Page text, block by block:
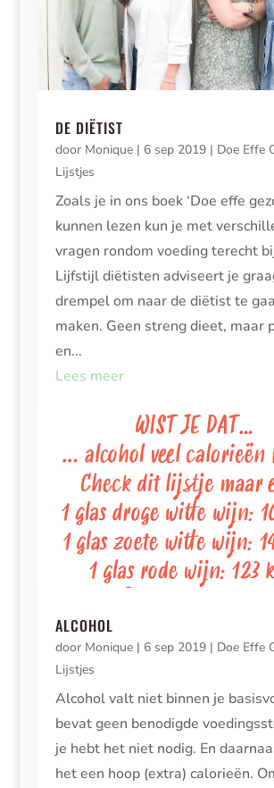
DE DIËTIST
door Monique| 6 sep 2019| Doe Effe
Lijstjes
Zoals je in ons boek ‘Doe effe
kunnen lezen kun je met
vragen rondom voeding terecht
Lijfstijl diëtisten adviseert je
drempel om naar de diëtist te
maken. Geen streng dieet, maar
en...
Lees meer
ALCOHOL
door Monique| 6 sep 2019| Doe Effe
Lijstjes
Alcohol valt niet binnen je
bevat geen benodigde
je hebt het niet nodig. En
het een hoop (extra) calorieën.